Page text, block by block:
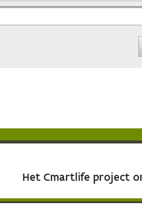
Het Cmartlife project